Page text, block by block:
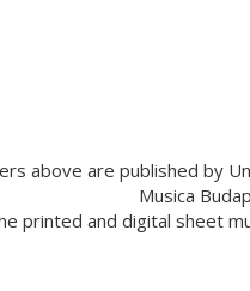
above are published by
Musica
printed and digital sheet